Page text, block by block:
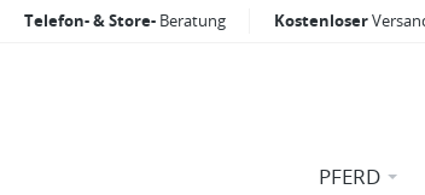
Telefon- & Store- Beratung Kostenloser
PFERD